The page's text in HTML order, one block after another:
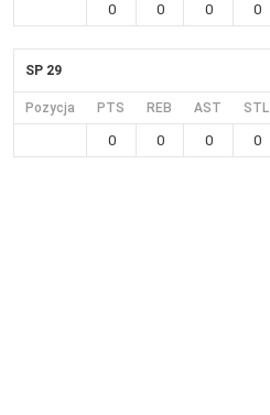
0 0 0 0
SP 29
Pozycja PTS REB AST STL
0 0 0 0